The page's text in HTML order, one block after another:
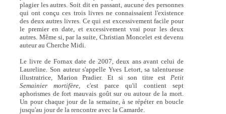
plagier les autres. Soit dit en passant, aucune des personnes
qui ont conçu ces trois livres ne connaissaient l'existence
des deux autres livres. Ce qui est excessivement facile pour
le premier en date, et excessivement vrai pour les deux
autres. Même si, par la suite, Christian Moncelet est devenu
auteur au Cherche Midi.
Le livre de Fornax date de 2007, deux ans avant celui de
Laureline. Son auteur s'appelle Yves Letort, sa talentueuse
illustratrice, Marion Pradier. Et si son titre est Petit
Semainier mortifère,
c'est parce qu'il contient sept
aphorismes de fort mauvais goût sur ou autour de la mort.
Un pour chaque jour de la semaine, à se répéter en boucle
jusqu'au jour de la rencontre avec la Camarde.